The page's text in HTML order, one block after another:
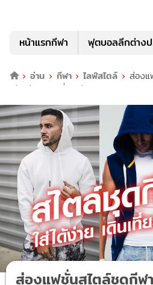
หน้าแรกกีฬา ฟุตบอลลีกต่างป
อ่าน กีฬา ไลฟ์สไตล์
ส่องแ
ใส่ได้ง่าย เดินเที่ยวเท่
ส่องแฟชั่นสไตล์ชุดกีฬ